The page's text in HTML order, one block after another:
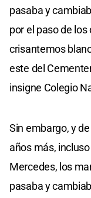
pasaba y
por el paso de
crisantemos
este del
insigne Colegio
Sin embargo, y
años más,
Mercedes, los
pasaba y